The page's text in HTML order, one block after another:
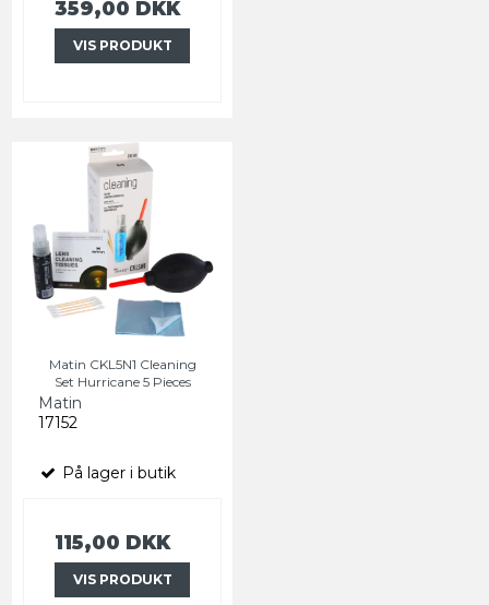
359,00 DKK
VIS PRODUKT
Matin CKL5N1 Cleaning
Set Hurricane 5 Pieces
Matin
17152
På lager i butik
115,00 DKK
VIS PRODUKT